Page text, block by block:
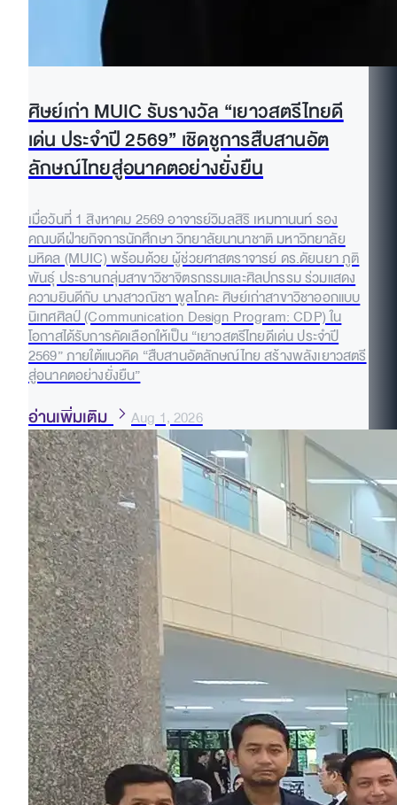
ศิษย์เก่า MUIC รับรางวัล “เยาวสตรีไทยดี
เด่น ประจำปี 2569” เชิดชูการสืบสานอัต
ลักษณ์ไทยสู่อนาคตอย่างยั่งยืน
เมื่อวันที่ 1 สิงหาคม 2569 อาจารย์วิมลสิริ เหมทานนท์ รอง
คณบดีฝ่ายกิจการนักศึกษา วิทยาลัยนานาชาติ มหาวิทยาลัย
มหิดล (MUIC) พร้อมด้วย ผู้ช่วยศาสตราจารย์ ดร.ดัยนยา ภูติ
พันธุ์ ประธานกลุ่มสาขาวิชาจิตรกรรมและศิลปกรรม ร่วมแสดง
ความยินดีกับ นางสาวณิชา พูลโภคะ ศิษย์เก่าสาขาวิชาออกแบบ
นิเทศศิลป์ (Communication Design Program: CDP) ใน
โอกาสได้รับการคัดเลือกให้เป็น “เยาวสตรีไทยดีเด่น ประจำปี
2569” ภายใต้แนวคิด “สืบสานอัตลักษณ์ไทย สร้างพลังเยาวสตรี
สู่อนาคตอย่างยั่งยืน”
อ่านเพิ่มเติม Aug 1, 2026